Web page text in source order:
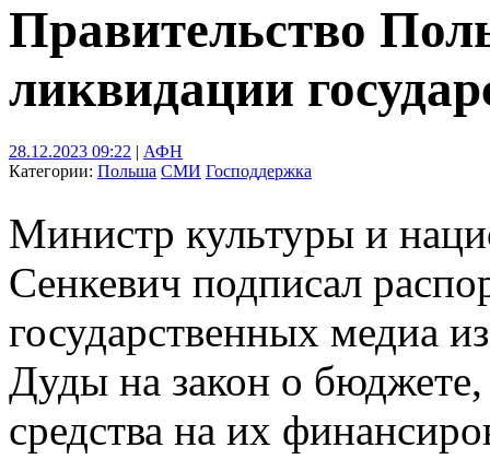
Правительство
ликвидации
28.12.2023 09:22 | АФН
Категории: Польша СМИ Господдержка
Министр культуры и
Сенкевич подписал
государственных медиа
Дуды на закон о
средства на их